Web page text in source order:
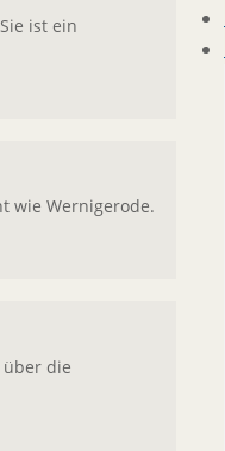
ist ein
wie Wernigerode.
die